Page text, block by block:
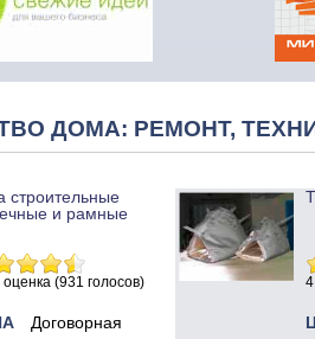
ДОМА: РЕМОНТ,
строительные
и рамные
оценка (931 голосов)
Договорная